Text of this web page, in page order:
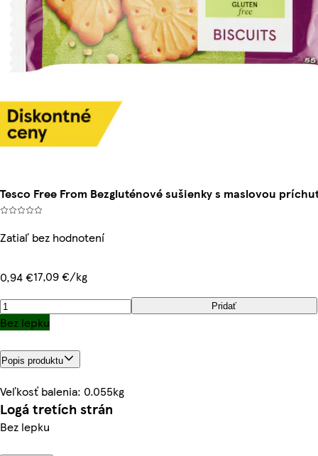
Tesco Free From Bezgluténové sušienky s maslovou
Zatiaľ bez hodnotení
0,94 €17,09 €/kg
Pridať
Bez lepku
Popis produktu
Veľkosť balenia: 0.055kg
Logá tretích strán
Bez lepku